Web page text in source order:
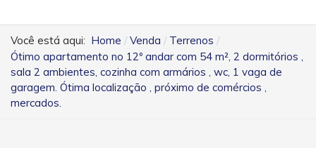
Você está aqui: Home Venda
Terrenos
Ótimo apartamento no 12º andar com 54 m², 2 dormitórios ,
sala 2 ambientes, cozinha com armários , wc, 1 vaga de
garagem. Ótima localização , próximo de comércios ,
mercados.